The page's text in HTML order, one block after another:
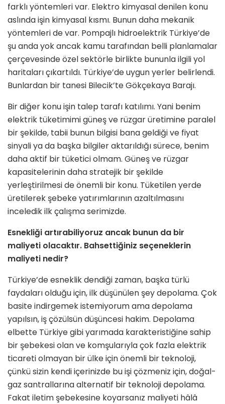
farklı yöntemleri var. Elektro kimya­sal denilen konu
aslında işin kimyasal kısmı. Bunun daha mekanik
yöntem­leri de var. Pompajlı hidroelektrik Türkiye’de
şu anda yok ancak kamu tarafından belli planlamalar
çerçeve­sinde özel sektörle birlikte bununla il­gili yol
haritaları çıkartıldı. Türkiye’de uygun yerler belirlendi.
Bunlardan bir tanesi Bilecik’te Gökçekaya Barajı.
Bir diğer konu işin talep tarafı katılımı. Yani benim
elektrik tüketimimi güneş ve rüzgar üretimine paralel
bir şekilde, tabii bunun bilgisi bana geldiği ve fiyat
sinyali ya da başka bilgiler aktarıldığı sürece, benim
daha aktif bir tüketici ol­mam. Güneş ve rüzgar
kapasitelerinin daha stratejik bir şekilde
yerleştirilme­si de önemli bir konu. Tüketilen yerde
üretilerek şebeke yatırımlarının azaltıl­masını
inceledik ilk çalışma serimizde.
Esnekliği artırabiliyoruz ancak bu­nun da bir
maliyeti olacaktır. Bahset­tiğiniz seçeneklerin
maliyeti nedir?
Türkiye’de esneklik dendiği zaman, başka türlü
faydaları olduğu için, ilk düşünülen şey depolama. Çok
basite indirgemek istemiyorum ama depo­lama
yapılsın, iş çözülsün düşüncesi hakim. Depolama
elbette Türkiye gibi yarımada karakteristiğine sahip
bir şe­bekesi olan ve komşularıyla çok fazla elektrik
ticareti olmayan bir ülke için önemli bir teknoloji,
çünkü sizin kendi içerinizde bu işi çözmeniz için, doğal­
gaz santrallarına alternatif bir teknoloji depolama.
Fakat iletim şebekesine ko­yarsanız maliyeti hâlâ